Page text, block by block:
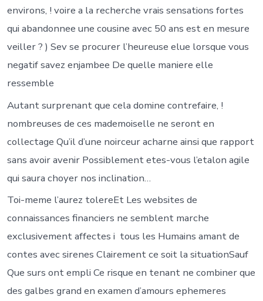
environs, ! voire a la recherche vrais sensations fortes
qui abandonnee une cousine avec 50 ans est en mesure
veiller ? ) Sev se procurer l’heureuse elue lorsque vous
negatif savez enjambee De quelle maniere elle
ressemble
Autant surprenant que cela domine contrefaire, !
nombreuses de ces mademoiselle ne seront en
collectage Qu’il d’une noirceur acharne ainsi que rapport
sans avoir avenir Possiblement etes-vous l’etalon agile
qui saura choyer nos inclination…
Toi-meme l’aurez tolereEt Les websites de
connaissances financiers ne semblent marche
exclusivement affectes i tous les Humains amant de
contes avec sirenes Clairement ce soit la situationSauf
Que surs ont empli Ce risque en tenant ne combiner que
des galbes grand en examen d’amours ephemeres